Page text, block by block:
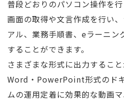
普段どおりのパソコン操作を
画面の取得や文言作成を行い
アル、業務手順書、eラーニン
することができます。
さまざまな形式に出力するこ
Word・PowerPoint形式のド
ムの運用定着に効果的な動画